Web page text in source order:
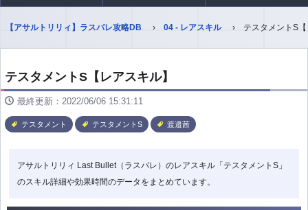
【アサルトリリィ】ラスバレ攻略DB 04 - レアスキル テスタメントS
テスタメントS【レアスキル】
最終更新：2022/06/06 15:31:11
テスタメント テスタメントS 渡邉茜
アサルトリリィ Last Bullet（ラスバレ）のレアスキル「テスタメントS」
のスキル詳細や効果時間のデータをまとめています。